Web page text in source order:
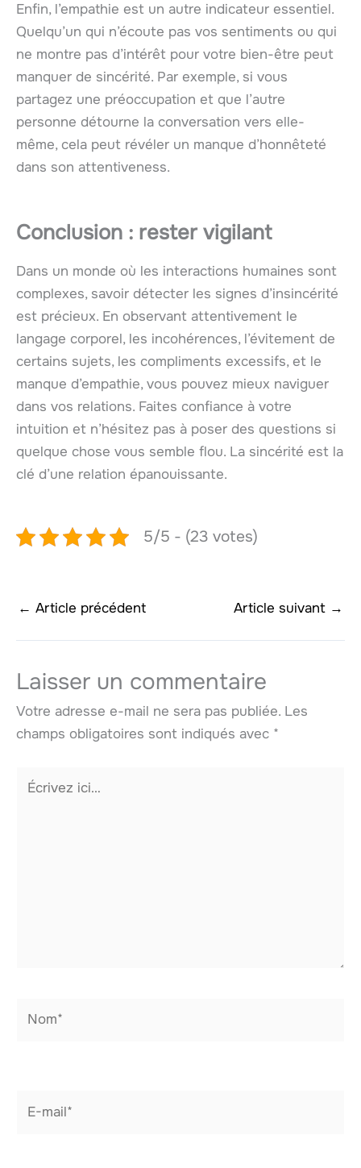
Enfin, l’empathie est un autre indicateur essentiel.
Quelqu’un qui n’écoute pas vos sentiments ou qui
ne montre pas d’intérêt pour votre bien-être peut
manquer de sincérité. Par exemple, si vous
partagez une préoccupation et que l’autre
personne détourne la conversation vers elle-
même, cela peut révéler un manque d’honnêteté
dans son attentiveness.
Conclusion : rester vigilant
Dans un monde où les interactions humaines sont
complexes, savoir détecter les signes d’insincérité
est précieux. En observant attentivement le
langage corporel, les incohérences, l’évitement de
certains sujets, les compliments excessifs, et le
manque d’empathie, vous pouvez mieux naviguer
dans vos relations. Faites confiance à votre
intuition et n’hésitez pas à poser des questions si
quelque chose vous semble flou. La sincérité est la
clé d’une relation épanouissante.
5/5 - (23 votes)
← Article précédent Article suivant →
Laisser un commentaire
Votre adresse e-mail ne sera pas publiée. Les
champs obligatoires sont indiqués avec *
Écrivez